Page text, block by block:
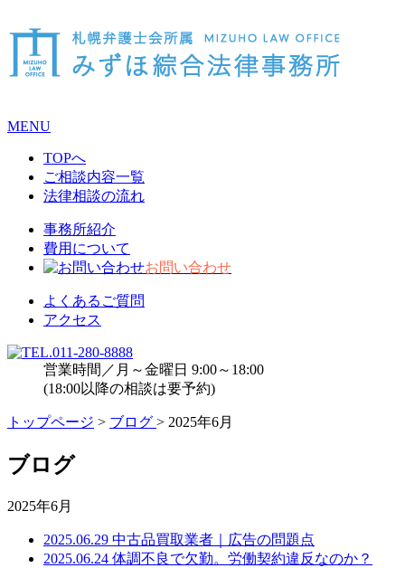
MENU
TOPへ
ご相談内容一覧
法律相談の流れ
事務所紹介
費用について
お問い合わせ
よくあるご質問
アクセス
営業時間／月～金曜日 9:00～18:00
(18:00以降の相談は要予約)
トップページ > ブログ > 2025年6月
ブログ
2025年6月
2025.06.29 中古品買取業者｜広告の問題点
2025.06.24 体調不良で欠勤。労働契約違反なのか？